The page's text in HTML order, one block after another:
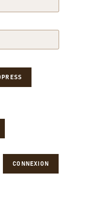
CONNEXION